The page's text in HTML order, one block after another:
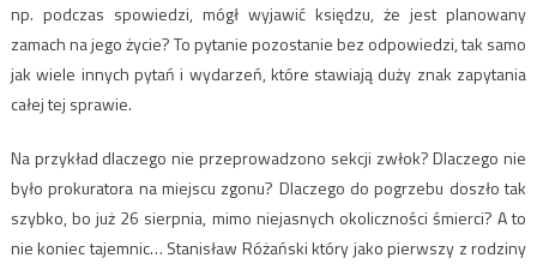
np. podczas spowiedzi, mógł wyjawić księdzu, że jest planowany
zamach na jego życie? To pytanie pozostanie bez odpowiedzi, tak samo
jak wiele innych pytań i wydarzeń, które stawiają duży znak zapytania
całej tej sprawie.
Na przykład dlaczego nie przeprowadzono sekcji zwłok? Dlaczego nie
było prokuratora na miejscu zgonu? Dlaczego do pogrzebu doszło tak
szybko, bo już 26 sierpnia, mimo niejasnych okoliczności śmierci? A to
nie koniec tajemnic… Stanisław Różański który jako pierwszy z rodziny